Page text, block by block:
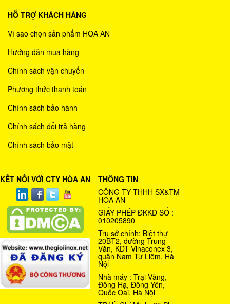
HỖ TRỢ KHÁCH HÀNG
Vì sao chọn sản phẩm HÒA AN
Hướng dẫn mua hàng
Chính sách vận chuyển
Phương thức thanh toán
Chính sách bảo hành
Chính sách đổi trả hàng
Chính sách bảo mật
KẾT NỐI VỚI CTY HÒA AN
THÔNG TIN
CÔNG TY THHH SX&TM
HÒA AN
GIẤY PHÉP ĐKKD SỐ :
010205890
Trụ sở chính: Biệt thự
20BT2, đường Trung
Văn, KDT Vinaconex 3,
quận Nam Từ Liêm, Hà
Nội
Nhà máy : Trại Vàng,
Đông Hạ, Đông Yên,
Quốc Oai, Hà Nội